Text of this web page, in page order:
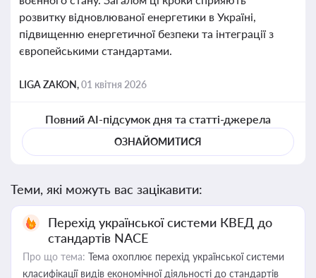
розвитку відновлюваної енергетики в Україні,
підвищенню енергетичної безпеки та інтеграції з
європейськими стандартами.
LIGA ZAKON,01 квітня 2026
Повний AI-підсумок дня та статті-джерела
ОЗНАЙОМИТИСЯ
Теми, які можуть вас зацікавити:
Перехід української системи КВЕД до
стандартів NACE
Про що тема: Тема охоплює перехід української системи
класифікації видів економічної діяльності до стандартів